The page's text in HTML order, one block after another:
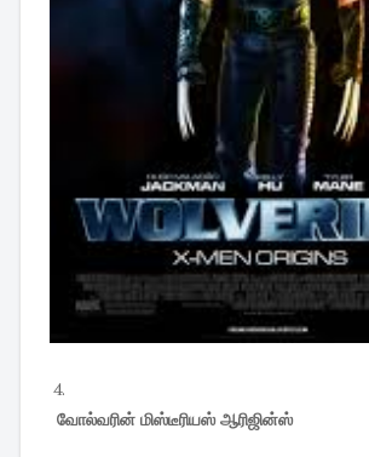
4.
வோல்வரின் மிஸ்டீரியஸ் ஆரிஜின்ஸ்